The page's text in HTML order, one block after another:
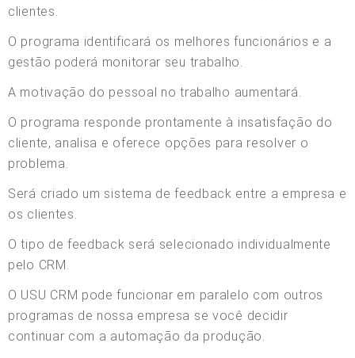
clientes.
O programa identificará os melhores funcionários e a
gestão poderá monitorar seu trabalho.
A motivação do pessoal no trabalho aumentará.
O programa responde prontamente à insatisfação do
cliente, analisa e oferece opções para resolver o
problema.
Será criado um sistema de feedback entre a empresa e
os clientes.
O tipo de feedback será selecionado individualmente
pelo CRM.
O USU CRM pode funcionar em paralelo com outros
programas de nossa empresa se você decidir
continuar com a automação da produção.